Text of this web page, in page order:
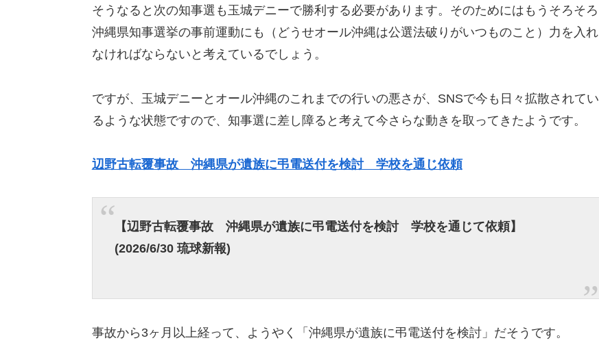
そうなると次の知事選も玉城デニーで勝利する必要があります。そのためにはもうそろそろ
沖縄県知事選挙の事前運動にも（どうせオール沖縄は公選法破りがいつものこと）力を入れ
なければならないと考えているでしょう。
ですが、玉城デニーとオール沖縄のこれまでの行いの悪さが、SNSで今も日々拡散されてい
るような状態ですので、知事選に差し障ると考えて今さらな動きを取ってきたようです。
辺野古転覆事故 沖縄県が遺族に弔電送付を検討 学校を通じ依頼
【辺野古転覆事故 沖縄県が遺族に弔電送付を検討 学校を通じて依頼】
(2026/6/30 琉球新報)
事故から3ヶ月以上経って、ようやく「沖縄県が遺族に弔電送付を検討」だそうです。